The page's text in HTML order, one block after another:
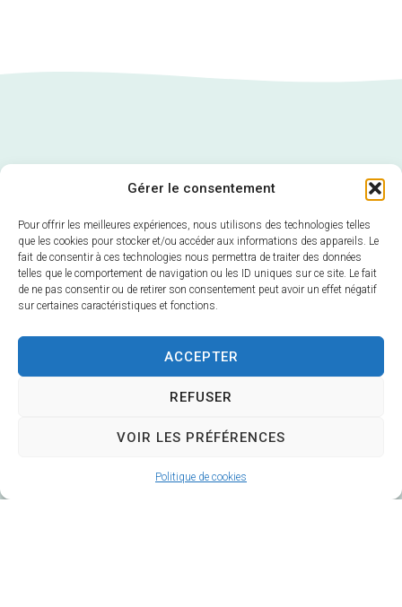
Gérer le consentement
Pour offrir les meilleures expériences, nous utilisons des technologies telles
que les cookies pour stocker et/ou accéder aux informations des appareils. Le
fait de consentir à ces technologies nous permettra de traiter des données
telles que le comportement de navigation ou les ID uniques sur ce site. Le fait
de ne pas consentir ou de retirer son consentement peut avoir un effet négatif
sur certaines caractéristiques et fonctions.
ACCEPTER
REFUSER
VOIR LES PRÉFÉRENCES
Politique de cookies
Mairie de Veuzain-sur-Loire
41150 Veuzain-sur-Loire
Fermé le mardi après-midi